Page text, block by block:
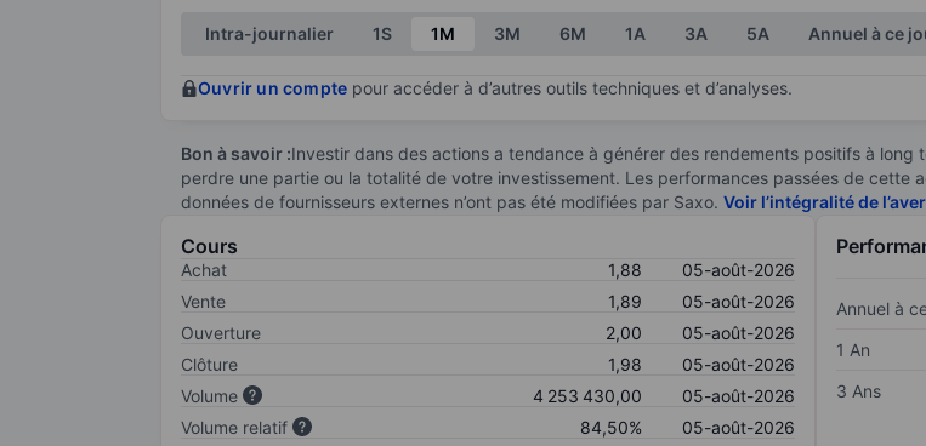
End of interactive chart.
Intra-journalier 1S 1M 3M 6M 1A 3A 5A Annuel à ce
Ouvrir un compte pour accéder à d’autres outils techniques et d’analyses.
Bon à savoir :Investir dans des actions a tendance à générer des rendements positifs à
perdre une partie ou la totalité de votre investissement. Les performances passées de cette
données de fournisseurs externes n’ont pas été modifiées par Saxo. Voir l’intégralité de
Cours
Achat 1,88
05-août-2026
Vente
1,89
05-août-2026
Ouverture
2,00
05-août-2026
Clôture
1,98
05-août-2026
Volume
4 253 430,00
05-août-2026
Volume relatif
84,50%
05-août-2026
Annuel à
1 An
3 Ans